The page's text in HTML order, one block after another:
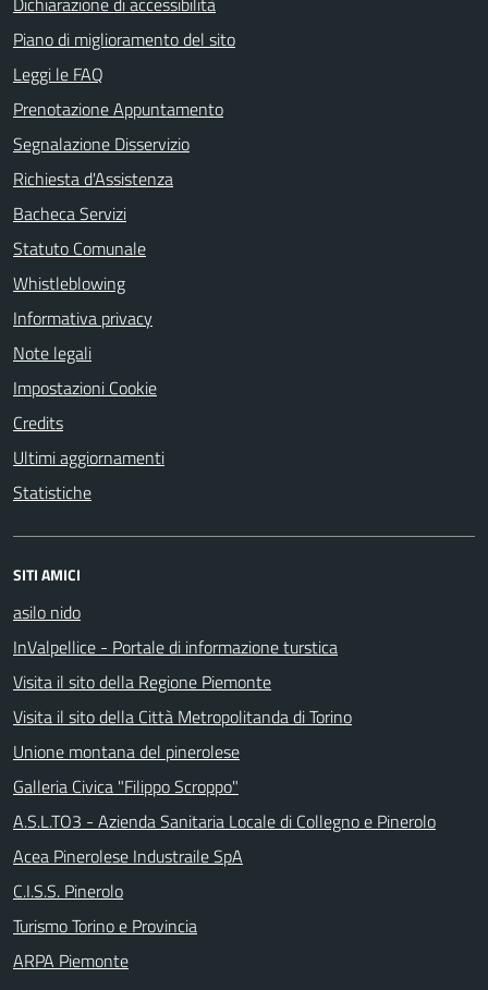
Piano di miglioramento del sito
Leggi le FAQ
Prenotazione Appuntamento
Segnalazione Disservizio
Richiesta d'Assistenza
Bacheca Servizi
Statuto Comunale
Whistleblowing
Informativa privacy
Note legali
Impostazioni Cookie
Credits
Ultimi aggiornamenti
Statistiche
SITI AMICI
asilo nido
InValpellice - Portale di informazione turstica
Visita il sito della Regione Piemonte
Visita il sito della Città Metropolitanda di Torino
Unione montana del pinerolese
Galleria Civica "Filippo Scroppo"
A.S.L.TO3 - Azienda Sanitaria Locale di Collegno e Pinerolo
Acea Pinerolese Industraile SpA
C.I.S.S. Pinerolo
Turismo Torino e Provincia
ARPA Piemonte